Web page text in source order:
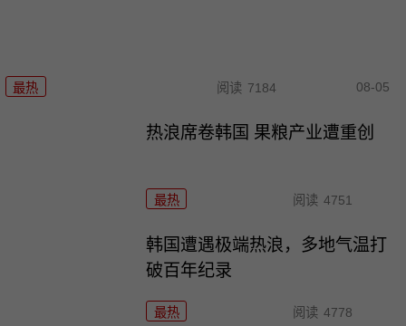
最热 阅读 7184 08-05
热浪席卷韩国 果粮产业遭重创
最热 阅读 4751
韩国遭遇极端热浪，多地气温打
破百年纪录
最热 阅读 4778